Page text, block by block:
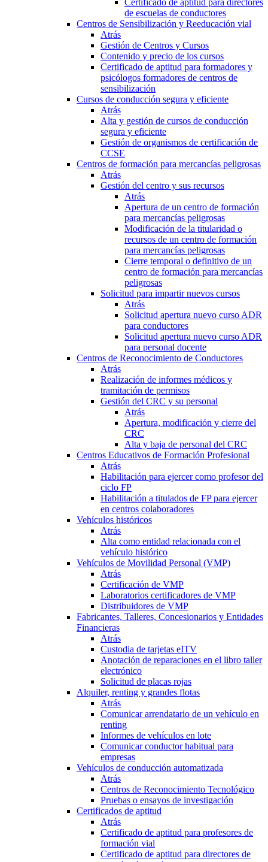
Certificado de aptitud para directores
de escuelas de conductores
Centros de Sensibilización y Reeducación vial
Atrás
Gestión de Centros y Cursos
Contenido y precio de los cursos
Certificado de aptitud para formadores y
psicólogos formadores de centros de
sensibilización
Cursos de conducción segura y eficiente
Atrás
Alta y gestión de cursos de conducción
segura y eficiente
Gestión de organismos de certificación de
CCSE
Centros de formación para mercancías peligrosas
Atrás
Gestión del centro y sus recursos
Atrás
Apertura de un centro de formación
para mercancías peligrosas
Modificación de la titularidad o
recursos de un centro de formación
para mercancías peligrosas
Cierre temporal o definitivo de un
centro de formación para mercancías
peligrosas
Solicitud para impartir nuevos cursos
Atrás
Solicitud apertura nuevo curso ADR
para conductores
Solicitud apertura nuevo curso ADR
para personal docente
Centros de Reconocimiento de Conductores
Atrás
Realización de informes médicos y
tramitación de permisos
Gestión del CRC y su personal
Atrás
Apertura, modificación y cierre del
CRC
Alta y baja de personal del CRC
Centros Educativos de Formación Profesional
Atrás
Habilitación para ejercer como profesor del
ciclo FP
Habilitación a titulados de FP para ejercer
en centros colaboradores
Vehículos históricos
Atrás
Alta como entidad relacionada con el
vehículo histórico
Vehículos de Movilidad Personal (VMP)
Atrás
Certificación de VMP
Laboratorios certificadores de VMP
Distribuidores de VMP
Fabricantes, Talleres, Concesionarios y Entidades
Financieras
Atrás
Custodia de tarjetas eITV
Anotación de reparaciones en el libro taller
electrónico
Solicitud de placas rojas
Alquiler, renting y grandes flotas
Atrás
Comunicar arrendatario de un vehículo en
renting
Informes de vehículos en lote
Comunicar conductor habitual para
empresas
Vehículos de conducción automatizada
Atrás
Centros de Reconocimiento Tecnológico
Pruebas o ensayos de investigación
Certificados de aptitud
Atrás
Certificado de aptitud para profesores de
formación vial
Certificado de aptitud para directores de